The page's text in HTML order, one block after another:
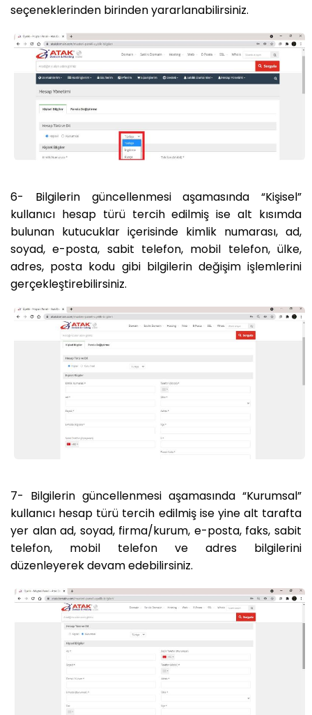
seçeneklerinden birinden yararlanabilirsiniz.
6- Bilgilerin güncellenmesi aşamasında “Kişisel”
kullanıcı hesap türü tercih edilmiş ise alt kısımda
bulunan kutucuklar içerisinde kimlik numarası, ad,
soyad, e-posta, sabit telefon, mobil telefon, ülke,
adres, posta kodu gibi bilgilerin değişim işlemlerini
gerçekleştirebilirsiniz.
7- Bilgilerin güncellenmesi aşamasında “Kurumsal”
kullanıcı hesap türü tercih edilmiş ise yine alt tarafta
yer alan ad, soyad, firma/kurum, e-posta, faks, sabit
telefon, mobil telefon ve adres bilgilerini
düzenleyerek devam edebilirsiniz.